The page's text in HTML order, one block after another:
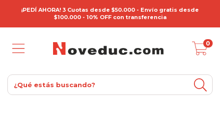
¡PEDÍ AHORA! 3 Cuotas desde $50.000 - Envío gratis desde
$100.000 - 10% OFF con transferencia
0